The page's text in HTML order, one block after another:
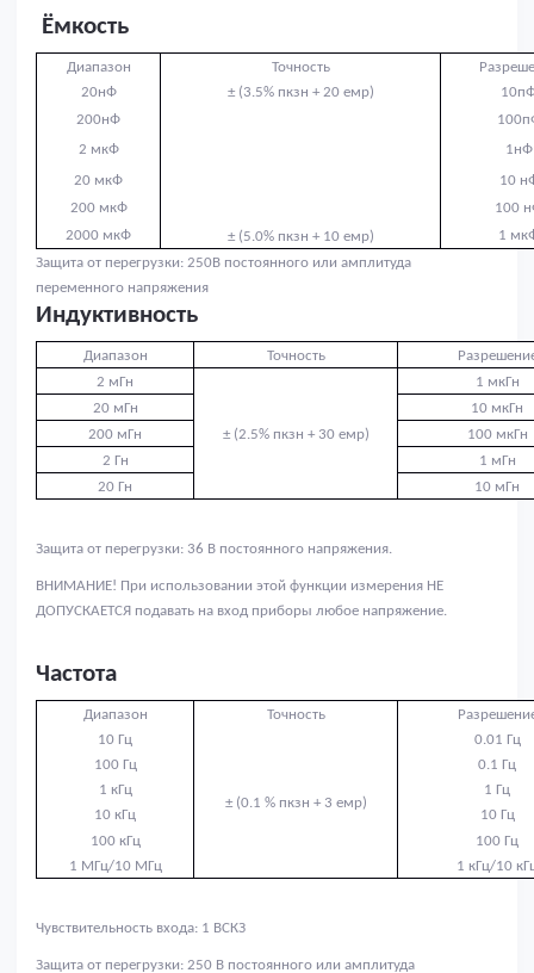
Ёмкость
Диапазон Точность
20нФ
± (3.5% пкзн + 20 емр)
± (5.0% пкзн + 10 емр)
200нФ
2 мкФ
1нФ
20 мкФ
10
200 мкФ
100
2000 мкФ
1
Защита от перегрузки: 250В постоянного или амплитуда
переменного напряжения
Индуктивность
Диапазон Точность
2 мГн
± (2.5% пкзн + 30 емр)
1 мкГн
20 мГн
10 мкГн
200 мГн
100 мкГн
2 Гн
1 мГн
20 Гн
10 мГн
Защита от перегрузки: 36 В постоянного напряжения.
ВНИМАНИЕ! При использовании этой функции измерения НЕ
ДОПУСКАЕТСЯ подавать на вход приборы любое напряжение.
Частота
Диапазон Точность
10 Гц
± (0.1 % пкзн + 3 емр)
0.01 Гц
100 Гц
0.1 Гц
1 кГц
1 Гц
10 кГц
10 Гц
100 кГц
100 Гц
1 МГц/10 МГц
1 кГц/10
Чувствительность входа: 1 ВСКЗ
Защита от перегрузки: 250 В постоянного или амплитуда